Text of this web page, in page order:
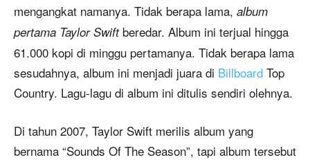
mengangkat namanya. Tidak berapa lama, album
pertama Taylor Swiftberedar. Album ini terjual hingga
61.000 kopi di minggu pertamanya. Tidak berapa lama
sesudahnya, album ini menjadi juara di Billboard Top
Country. Lagu-lagu di album ini ditulis sendiri olehnya.
Di tahun 2007, Taylor Swift merilis album yang
bernama “Sounds Of The Season”, tapi album tersebut